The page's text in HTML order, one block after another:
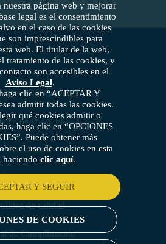
de cookies
de Privacidad
Aviso legal
de seguridad
de calidad
de Cumplimiento
nuestra página web y mejorar
legal es el consentimiento
en el caso de las cookies
son imprescindibles para
web. El titular de la web,
tratamiento de las cookies, y
son accesibles en el
Aviso Legal.
clic en “ACEPTAR Y
admitir todas las cookies.
qué cookies admitir o
haga clic en “OPCIONES
Puede obtener más
el uso de cookies en esta
haciendo clic aquí.
Y SEGUIR
DE COOKIES